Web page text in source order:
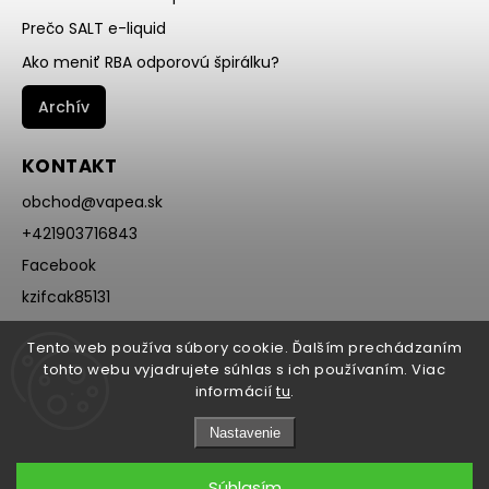
Tento web používa súbory cookie. Ďalším prechádzaním
tohto webu vyjadrujete súhlas s ich používaním. Viac
informácií tu.
Nastavenie
Prečo SALT e-liquid
Ako meniť RBA odporovú špirálku?
Archív
KONTAKT
obchod@vapea.sk
+421903716843
Facebook
kzifcak85131
@vapea.slovensko